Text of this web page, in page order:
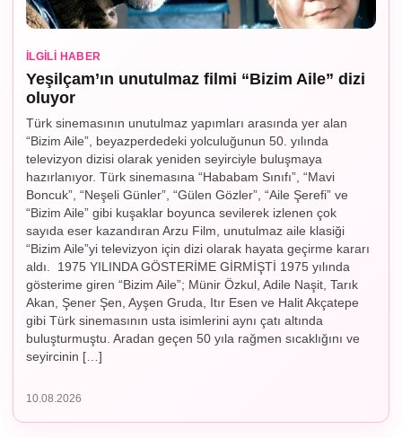
İLGILI HABER
Yeşilçam’ın unutulmaz filmi “Bizim Aile” dizi
oluyor
Türk sinemasının unutulmaz yapımları arasında yer alan
“Bizim Aile”, beyazperdedeki yolculuğunun 50. yılında
televizyon dizisi olarak yeniden seyirciyle buluşmaya
hazırlanıyor. Türk sinemasına “Hababam Sınıfı”, “Mavi
Boncuk”, “Neşeli Günler”, “Gülen Gözler”, “Aile Şerefi” ve
“Bizim Aile” gibi kuşaklar boyunca sevilerek izlenen çok
sayıda eser kazandıran Arzu Film, unutulmaz aile klasiği
“Bizim Aile”yi televizyon için dizi olarak hayata geçirme kararı
aldı. 1975 YILINDA GÖSTERİME GİRMİŞTİ 1975 yılında
gösterime giren “Bizim Aile”; Münir Özkul, Adile Naşit, Tarık
Akan, Şener Şen, Ayşen Gruda, Itır Esen ve Halit Akçatepe
gibi Türk sinemasının usta isimlerini aynı çatı altında
buluşturmuştu. Aradan geçen 50 yıla rağmen sıcaklığını ve
seyircinin […]
10.08.2026